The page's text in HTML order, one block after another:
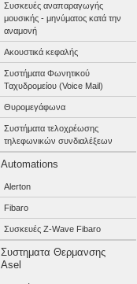
Συσκευές αναπαραγωγής
μουσικής - μηνύματος κατά την
αναμονή
Ακουστικά κεφαλής
Συστήματα Φωνητικού
Ταχυδρομείου (Voice Mail)
Θυρομεγάφωνα
Συστήματα τελοχρέωσης
τηλεφωνικών συνδιαλέξεων
Automations
Alerton
Fibaro
Συσκευές Z-Wave Fibaro
Συστηματα Θερμανσης
Asel